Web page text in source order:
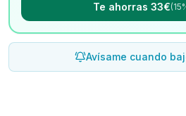
Te ahorras 33€
Avísame cuando